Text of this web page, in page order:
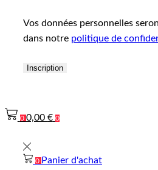
Vos données personnelles
dans notre politique de
Inscription
0 0,00 € 0
0 Panier d'achat